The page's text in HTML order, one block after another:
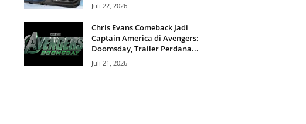
Juli 22, 2026
Chris Evans Comeback Jadi
Captain America di Avengers:
Doomsday, Trailer Perdana...
Juli 21, 2026